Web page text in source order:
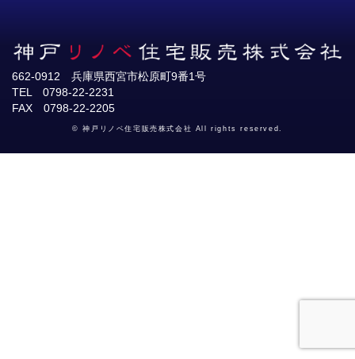
662-0912 兵庫県西宮市松原町9番1号
TEL 0798-22-2231
FAX 0798-22-2205
© 神戸リノベ住宅販売株式会社 All rights reserved.